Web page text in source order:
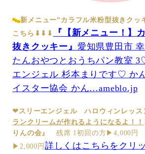
新メニュー”カラフル米粉型抜きクッ
こちら⬇︎⬇︎⬇︎
『【新メニュー！】
抜きクッキー』 愛知県豊田市
たんおやつとおうちパン教室
エンジェル 杉本まりです♡ か
イスター協会 かん…ameblo.jp
❤︎スリーエンジェル ハロウィンレッス
ランクリームが作れるようになるよ！！
りんの会』 残席 1初回の方▶︎4,000円
▶︎2,000円 詳しくはこちらをクリ